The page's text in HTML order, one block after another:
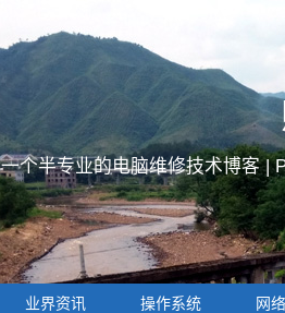
一个半专业的电脑维修技术博客 |
业界资讯 操作系统 网